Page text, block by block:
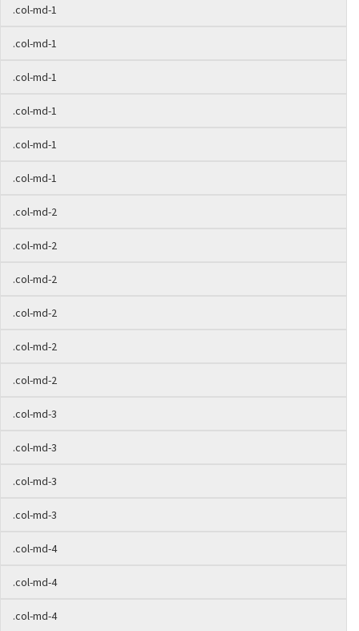
.col-md-1
.col-md-1
.col-md-1
.col-md-1
.col-md-1
.col-md-1
.col-md-2
.col-md-2
.col-md-2
.col-md-2
.col-md-2
.col-md-2
.col-md-3
.col-md-3
.col-md-3
.col-md-3
.col-md-4
.col-md-4
.col-md-4